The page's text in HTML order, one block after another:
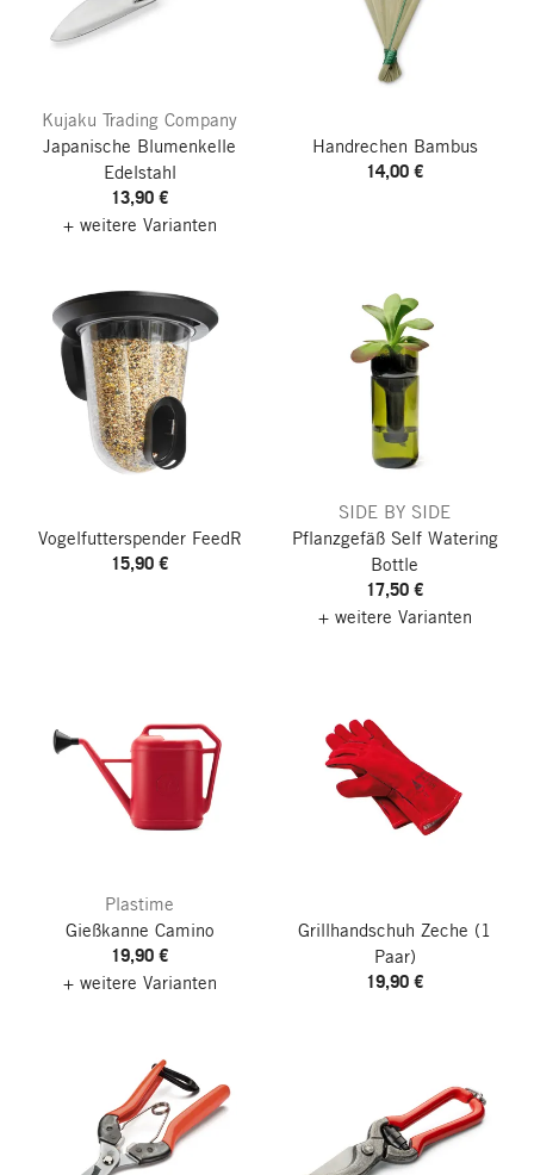
Kujaku Trading Company
Japanische Blumenkelle
Edelstahl
13,90 €
+ weitere Varianten
Handrechen Bambus
14,00 €
Vogelfutterspender FeedR
15,90 €
SIDE BY SIDE
Pflanzgefäß Self Watering
Bottle
17,50 €
+ weitere Varianten
Plastime
Gießkanne Camino
19,90 €
+ weitere Varianten
Grillhandschuh Zeche (1
Paar)
19,90 €